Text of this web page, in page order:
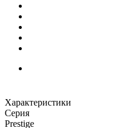
Характеристики
Серия
Prestige